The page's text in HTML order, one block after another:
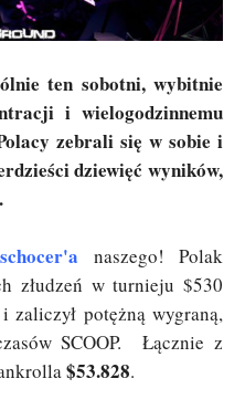
ten sobotni, wybitnie
i wielogodzinnemu
zebrali się w sobie i
dziewięć wyników,
schocer'a naszego! Polak
złudzeń w turnieju $530
potężną wygraną,
SCOOP. Łącznie z
$53.828.